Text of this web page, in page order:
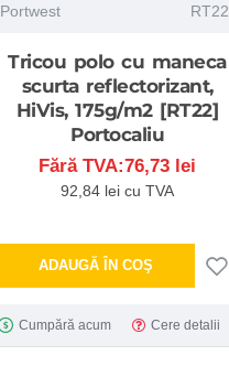
Portwest RT22
Tricou polo cu maneca
scurta reflectorizant,
HiVis, 175g/m2 [RT22]
Portocaliu
Fără TVA:76,73 lei
92,84 lei cu TVA
ADAUGĂ ÎN COŞ
Cumpără acum Cere detalii